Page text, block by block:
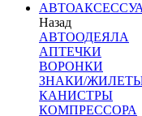
Назад
АВТООДЕЯЛА
АПТЕЧКИ
ВОРОНКИ
ЗНАКИ/
КАНИСТРЫ
КОМПРЕССОРА